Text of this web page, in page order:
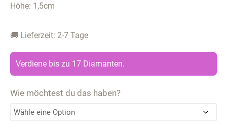
Höhe: 1,5cm
🚚 Lieferzeit: 2-7 Tage
Verdiene bis zu 17 Diamanten.
Wie möchtest du das haben?